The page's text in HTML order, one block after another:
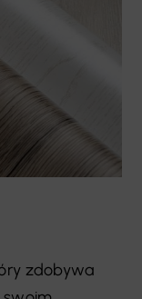
zdobywa